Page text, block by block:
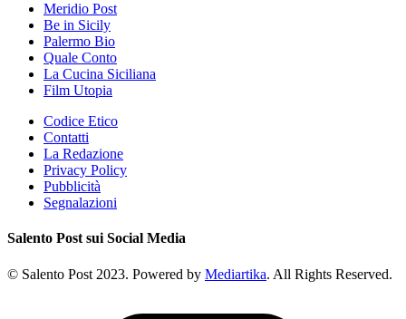
Meridio Post
Be in Sicily
Palermo Bio
Quale Conto
La Cucina Siciliana
Film Utopia
Codice Etico
Contatti
La Redazione
Privacy Policy
Pubblicità
Segnalazioni
Salento Post sui Social Media
© Salento Post 2023. Powered by Mediartika. All Rights Reserved.